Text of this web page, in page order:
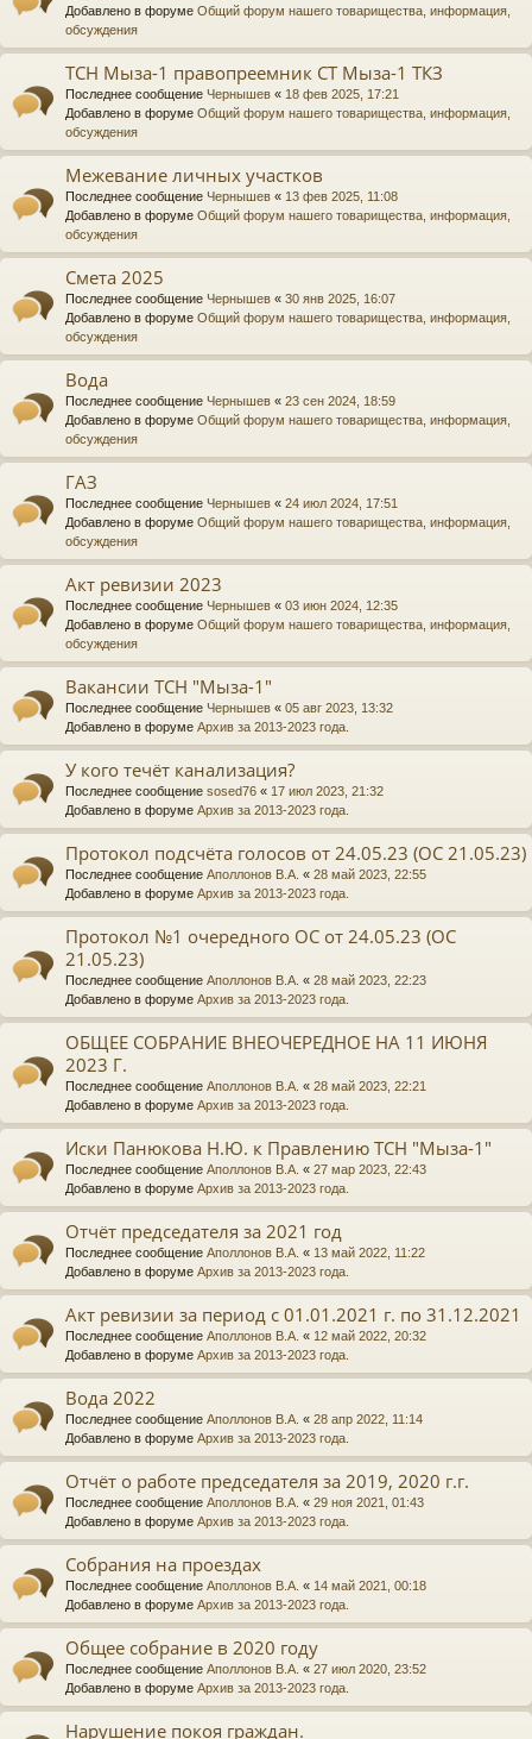
Добавлено в форуме Общий форум нашего товарищества, информация,
обсуждения
ТСН Мыза-1 правопреемник СТ Мыза-1 ТКЗ
Последнее сообщение Чернышев « 18 фев 2025, 17:21
Добавлено в форуме Общий форум нашего товарищества, информация,
обсуждения
Межевание личных участков
Последнее сообщение Чернышев « 13 фев 2025, 11:08
Добавлено в форуме Общий форум нашего товарищества, информация,
обсуждения
Смета 2025
Последнее сообщение Чернышев « 30 янв 2025, 16:07
Добавлено в форуме Общий форум нашего товарищества, информация,
обсуждения
Вода
Последнее сообщение Чернышев « 23 сен 2024, 18:59
Добавлено в форуме Общий форум нашего товарищества, информация,
обсуждения
ГАЗ
Последнее сообщение Чернышев « 24 июл 2024, 17:51
Добавлено в форуме Общий форум нашего товарищества, информация,
обсуждения
Акт ревизии 2023
Последнее сообщение Чернышев « 03 июн 2024, 12:35
Добавлено в форуме Общий форум нашего товарищества, информация,
обсуждения
Вакансии ТСН "Мыза-1"
Последнее сообщение Чернышев « 05 авг 2023, 13:32
Добавлено в форуме Архив за 2013-2023 года.
У кого течёт канализация?
Последнее сообщение sosed76 « 17 июл 2023, 21:32
Добавлено в форуме Архив за 2013-2023 года.
Протокол подсчёта голосов от 24.05.23 (ОС 21.05.23)
Последнее сообщение Аполлонов В.А. « 28 май 2023, 22:55
Добавлено в форуме Архив за 2013-2023 года.
Протокол №1 очередного ОС от 24.05.23 (ОС
21.05.23)
Последнее сообщение Аполлонов В.А. « 28 май 2023, 22:23
Добавлено в форуме Архив за 2013-2023 года.
ОБЩЕЕ СОБРАНИЕ ВНЕОЧЕРЕДНОЕ НА 11 ИЮНЯ
2023 Г.
Последнее сообщение Аполлонов В.А. « 28 май 2023, 22:21
Добавлено в форуме Архив за 2013-2023 года.
Иски Панюкова Н.Ю. к Правлению ТСН "Мыза-1"
Последнее сообщение Аполлонов В.А. « 27 мар 2023, 22:43
Добавлено в форуме Архив за 2013-2023 года.
Отчёт председателя за 2021 год
Последнее сообщение Аполлонов В.А. « 13 май 2022, 11:22
Добавлено в форуме Архив за 2013-2023 года.
Акт ревизии за период с 01.01.2021 г. по 31.12.2021
Последнее сообщение Аполлонов В.А. « 12 май 2022, 20:32
Добавлено в форуме Архив за 2013-2023 года.
Вода 2022
Последнее сообщение Аполлонов В.А. « 28 апр 2022, 11:14
Добавлено в форуме Архив за 2013-2023 года.
Отчёт о работе председателя за 2019, 2020 г.г.
Последнее сообщение Аполлонов В.А. « 29 ноя 2021, 01:43
Добавлено в форуме Архив за 2013-2023 года.
Собрания на проездах
Последнее сообщение Аполлонов В.А. « 14 май 2021, 00:18
Добавлено в форуме Архив за 2013-2023 года.
Общее собрание в 2020 году
Последнее сообщение Аполлонов В.А. « 27 июл 2020, 23:52
Добавлено в форуме Архив за 2013-2023 года.
Нарушение покоя граждан.